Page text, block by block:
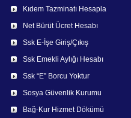
Kıdem Tazminatı Hesapla
Net Bürüt Ücret Hesabı
Ssk E-İşe Giriş/Çıkış
Ssk Emekli Aylığı Hesabı
Ssk “E” Borcu Yoktur
Sosya Güvenlik Kurumu
Bağ-Kur Hizmet Dökümü